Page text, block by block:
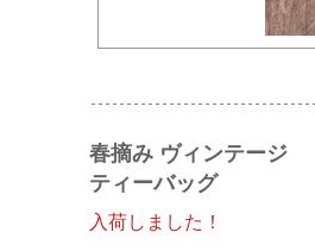
春摘み ヴィンテージ
ティーバッグ
入荷しました！